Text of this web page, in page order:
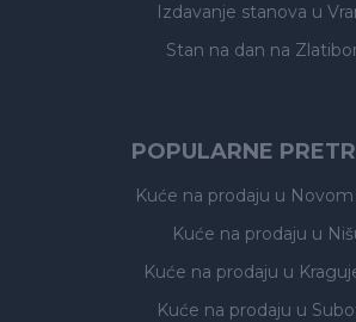
Izdavanje stanova u
Stan na dan na
POPULARNE
Kuće na prodaju u Novom
Kuće na prodaju u
Kuće na prodaju u
Kuće na prodaju u